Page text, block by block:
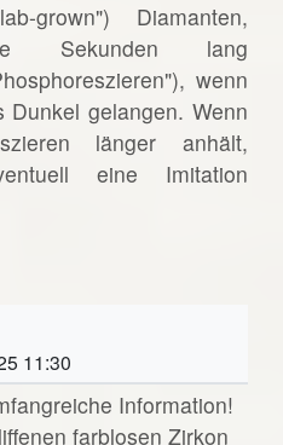
grown") Diamanten,
Sekunden lang
wenn
gelangen. Wenn
länger anhält,
eine Imitation
11:30
Information!
farblosen Zirkon